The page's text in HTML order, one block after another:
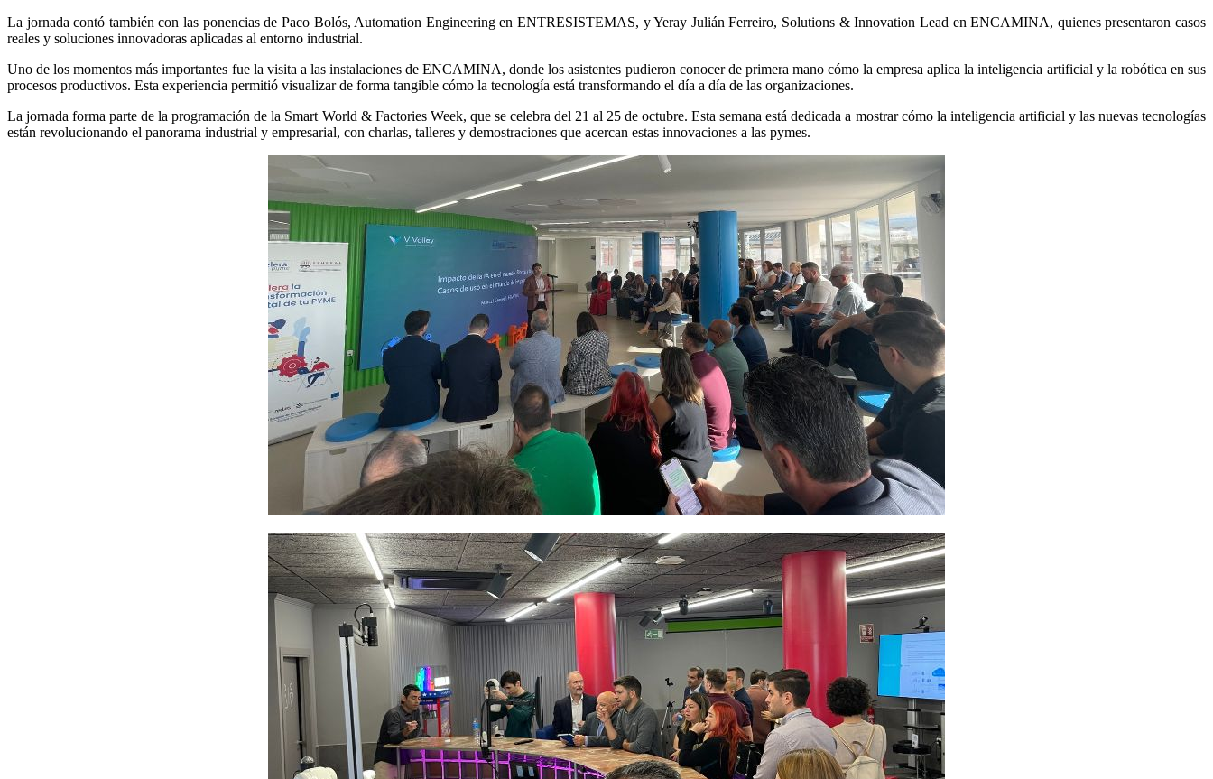
La jornada contó también con las ponencias de Paco Bolós, Automation Engineering en ENTRESISTEMAS, y Yeray Julián Ferreiro, Solutions & Innovation Lead en ENCAMINA, quienes presentaron casos
reales y soluciones innovadoras aplicadas al entorno industrial.
Uno de los momentos más importantes fue la visita a las instalaciones de ENCAMINA, donde los asistentes pudieron conocer de primera mano cómo la empresa aplica la inteligencia artificial y la robótica en sus
procesos productivos. Esta experiencia permitió visualizar de forma tangible cómo la tecnología está transformando el día a día de las organizaciones.
La jornada forma parte de la programación de la Smart World & Factories Week, que se celebra del 21 al 25 de octubre. Esta semana está dedicada a mostrar cómo la inteligencia artificial y las nuevas tecnologías
están revolucionando el panorama industrial y empresarial, con charlas, talleres y demostraciones que acercan estas innovaciones a las pymes.